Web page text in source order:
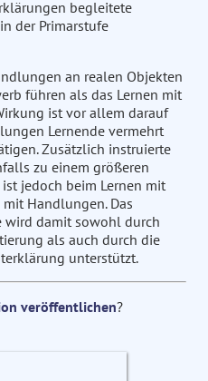
begleitete
der Primarstufe
an realen Objekten
führen als das Lernen mit
ist vor allem darauf
Lernende vermehrt
Zusätzlich instruierte
zu einem größeren
jedoch beim Lernen mit
Handlungen. Das
wird damit sowohl durch
als auch durch die
unterstützt.
veröffentlichen?